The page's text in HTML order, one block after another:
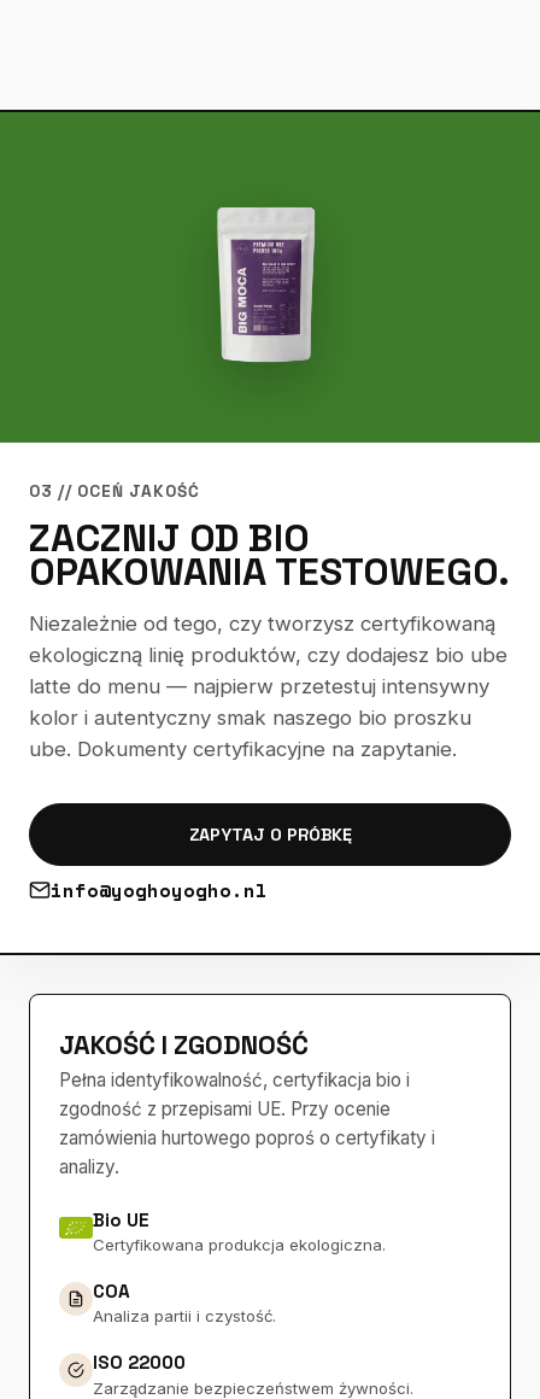
03 // OCEŃ JAKOŚĆ
ZACZNIJ OD BIO
OPAKOWANIA TESTOWEGO.
Niezależnie od tego, czy tworzysz certyfikowaną
ekologiczną linię produktów, czy dodajesz bio ube
latte do menu — najpierw przetestuj intensywny
kolor i autentyczny smak naszego bio proszku
ube. Dokumenty certyfikacyjne na zapytanie.
ZAPYTAJ O PRÓBKĘ
info@yoghoyogho.nl
JAKOŚĆ I ZGODNOŚĆ
Pełna identyfikowalność, certyfikacja bio i
zgodność z przepisami UE. Przy ocenie
zamówienia hurtowego poproś o certyfikaty i
analizy.
Bio UE
Certyfikowana produkcja ekologiczna.
COA
Analiza partii i czystość.
ISO 22000
Zarządzanie bezpieczeństwem żywności.